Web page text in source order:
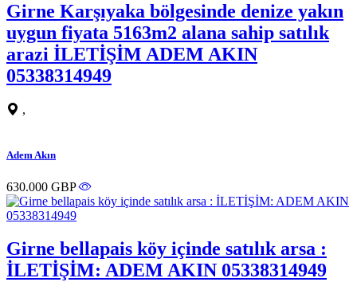
Girne Karşıyaka bölgesinde denize yakın
uygun fiyata 5163m2 alana sahip satılık
arazi İLETİŞİM ADEM AKIN
05338314949
,
Adem Akın
630.000 GBP
Girne bellapais köy içinde satılık arsa :
İLETİŞİM: ADEM AKIN 05338314949